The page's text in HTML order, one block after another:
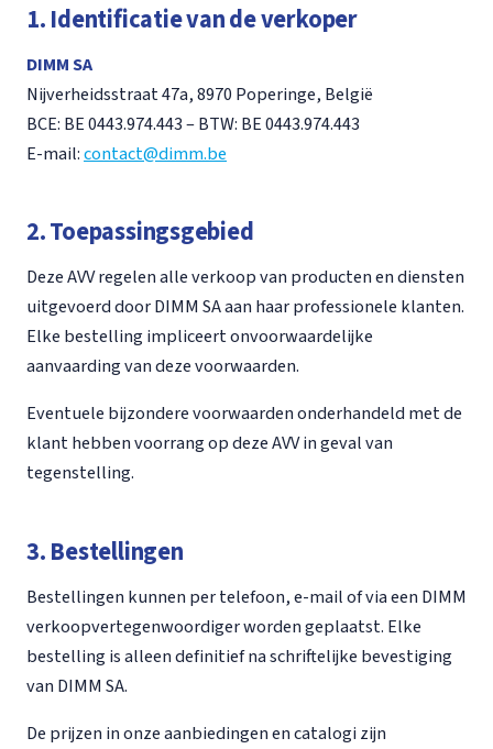
1. Identificatie van de verkoper
DIMM SA
Nijverheidsstraat 47a, 8970 Poperinge, België
BCE: BE 0443.974.443 – BTW: BE 0443.974.443
E-mail:contact@dimm.be
2. Toepassingsgebied
Deze AVV regelen alle verkoop van producten en diensten
uitgevoerd door DIMM SA aan haar professionele klanten.
Elke bestelling impliceert onvoorwaardelijke
aanvaarding van deze voorwaarden.
Eventuele bijzondere voorwaarden onderhandeld met de
klant hebben voorrang op deze AVV in geval van
tegenstelling.
3. Bestellingen
Bestellingen kunnen per telefoon, e-mail of via een DIMM
verkoopvertegenwoordiger worden geplaatst. Elke
bestelling is alleen definitief na schriftelijke bevestiging
van DIMM SA.
De prijzen in onze aanbiedingen en catalogi zijn